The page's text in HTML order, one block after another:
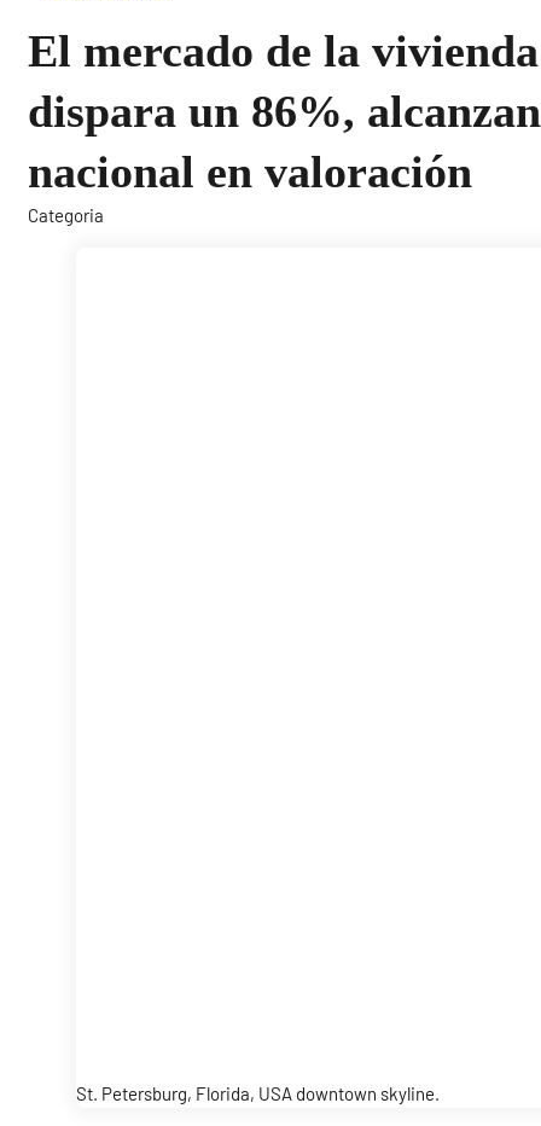
El mercado de la
dispara un 86%,
nacional en valoración
Categoria
St. Petersburg, Florida, USA downtown skyline.